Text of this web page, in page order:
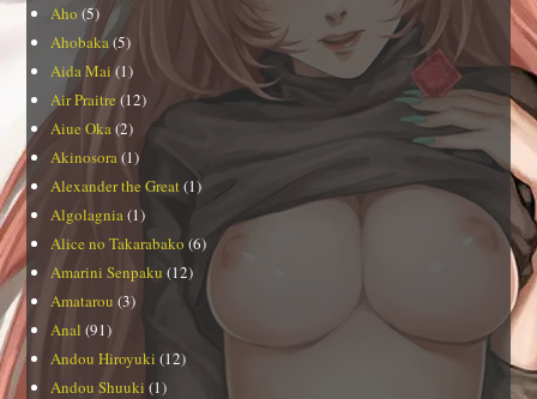
Aho (5)
Ahobaka(5)
Aida Mai(1)
Air Praitre (12)
Aiue Oka(2)
Akinosora(1)
Alexander the Great(1)
Algolagnia(1)
Alice no Takarabako (6)
Amarini Senpaku (12)
Amatarou (3)
Anal (91)
Andou Hiroyuki (12)
Andou Shuuki (1)